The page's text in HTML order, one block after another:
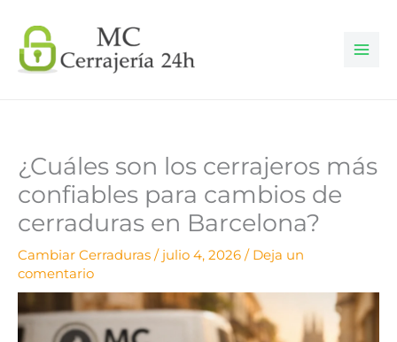
contenido
¿Cuáles son los cerrajeros más
confiables para cambios de
cerraduras en Barcelona?
Cambiar Cerraduras / julio 4, 2026 / Deja un
comentario